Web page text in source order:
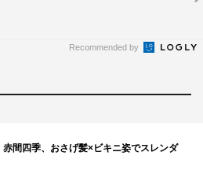
ューサー コメント＞
く旅を続ける旅プロ日本代表。
など身体はガタガタですが、カ
ン。
いに盛り上げ、地方創生に大貢
Recommended by
間四季、おさげ髪×ビキニ姿でスレンダ